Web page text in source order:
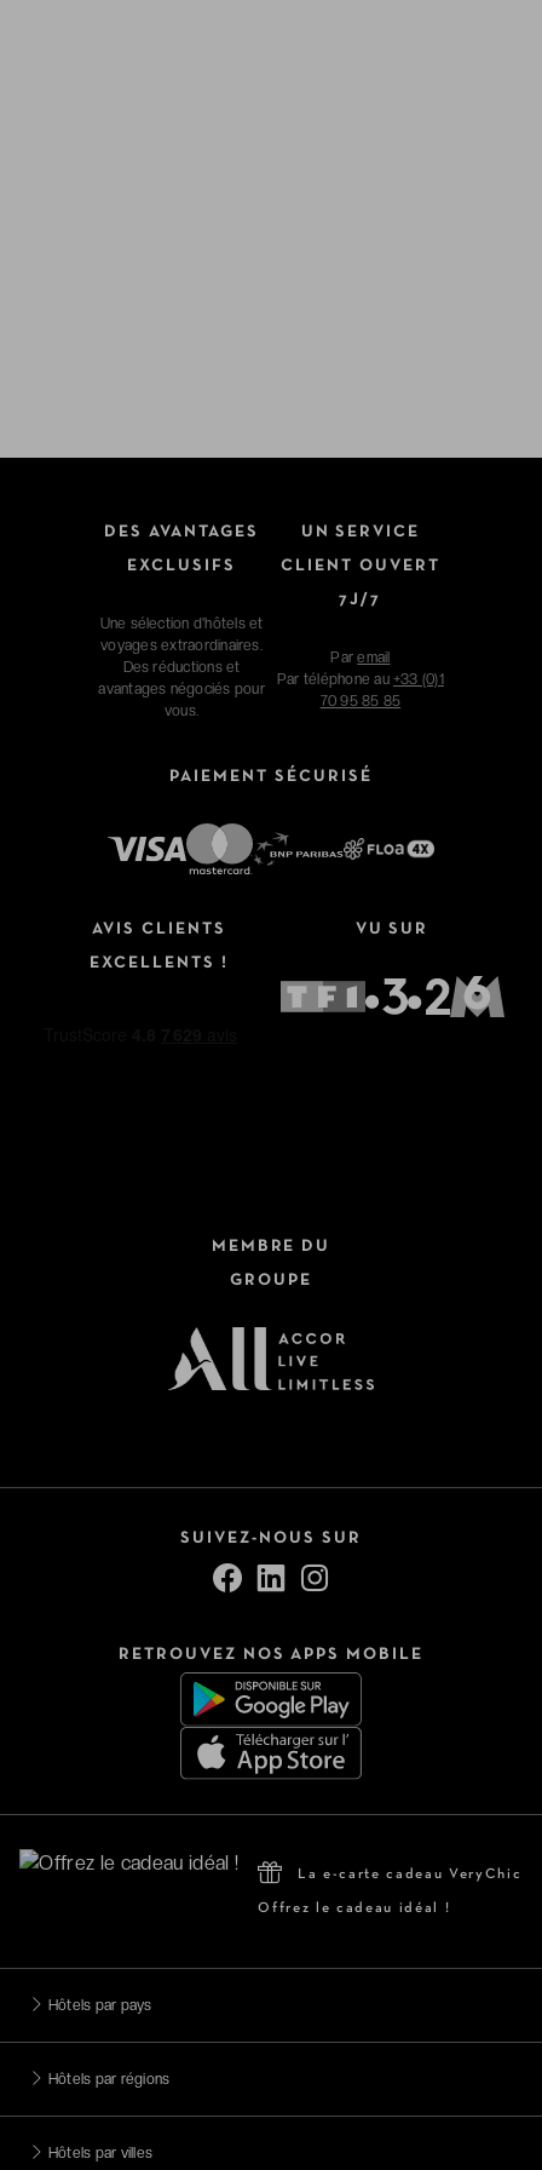
DES AVANTAGES
EXCLUSIFS
Une sélection d'hôtels et
voyages extraordinaires.
Des réductions et
avantages négociés pour
vous.
UN SERVICE
CLIENT OUVERT
7J/7
Paremail
Par téléphone au +33 (0)1
70 95 85 85
PAIEMENT SÉCURISÉ
AVIS CLIENTS
EXCELLENTS !
VU SUR
MEMBRE DU
GROUPE
SUIVEZ-NOUS SUR
RETROUVEZ NOS APPS MOBILE
La e-carte cadeau VeryChic
Offrez le cadeau idéal !
Hôtels par pays
Hôtels par régions
Hôtels par villes